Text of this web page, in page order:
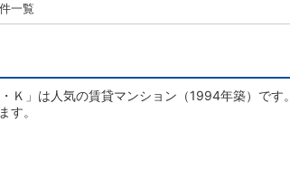
一覧
Ｋ」は人気の賃貸マンション（1994年築）です。
す。